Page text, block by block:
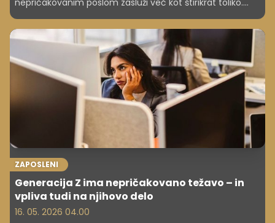
nepričakovanim poslom zasluži več kot štirikrat toliko.
Njena zgodba dokazuje, da se včasih največje priložnosti
skrivajo v nenavadnih idejah.
ZAPOSLENI
Generacija Z ima nepričakovano težavo – in
vpliva tudi na njihovo delo
16. 05. 2026 04.00